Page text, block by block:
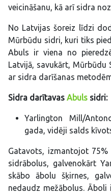
veicināšanu, kā arī sidra
No Latvijas šoreiz līdzi
Mūrbūdu sidri, kuri tiks
Abuls ir viena no
Latvijā, savukārt, Mūrbūdu
ar sidra darīšanas
Sidra darītavas Abuls sidri:
Yarlington Mill/
gada, vidēji salds
Gatavots, izmantojot
sidrābolus, galvenokārt
skābo ābolu šķirnes,
nedaudz mežābolus.